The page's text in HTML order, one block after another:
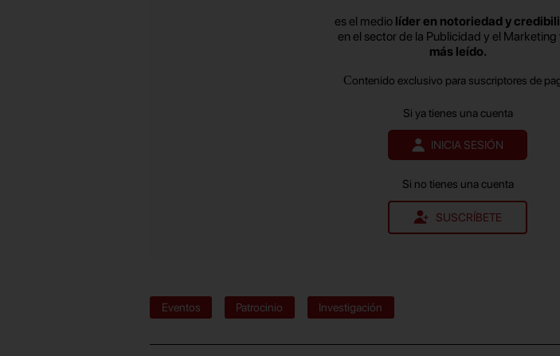
es el medio líder en notoriedad y
en el sector de la Publicidad y el Marketing
más leído.
Contenido exclusivo para suscriptores de
Si ya tienes una cuenta
INICIA SESIÓN
Si no tienes una cuenta
SUSCRÍBETE
Eventos Patrocinio Investigación